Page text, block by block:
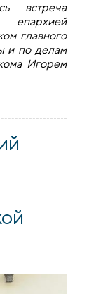
встреча
главного
и по делам
Игорем